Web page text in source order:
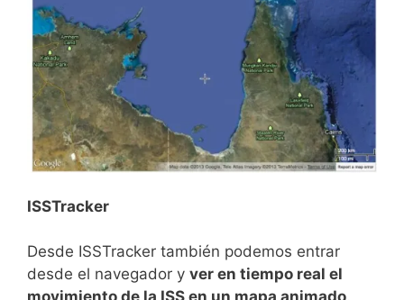
ISSTracker
Desde ISSTracker también podemos entrar
desde el navegador y ver en tiempo real el